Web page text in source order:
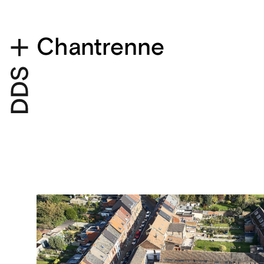
Chantrenne
Projectdetails